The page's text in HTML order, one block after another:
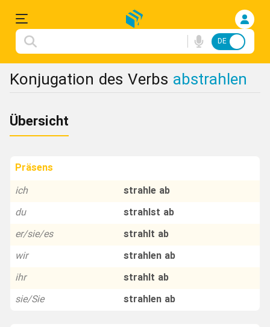
Einloggen
Deutsche
Konjugation
FA
DE
Konjugation des Verbs abstrahlen
Übersicht
Präsens
ich
strahle ab
du
strahlst ab
er/sie/es
strahlt ab
wir
strahlen ab
ihr
strahlt ab
sie/Sie
strahlen ab